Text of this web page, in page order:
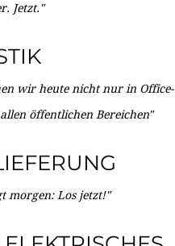
Jetzt."
wir heute nicht nur in Office-
öffentlichen Bereichen"
morgen: Los jetzt!"